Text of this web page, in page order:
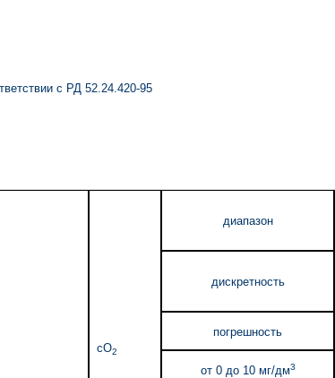
с РД 52.24.420-95
cO2
диапазон
дискретность
погрешность
от 0 до 10 мг/дм3